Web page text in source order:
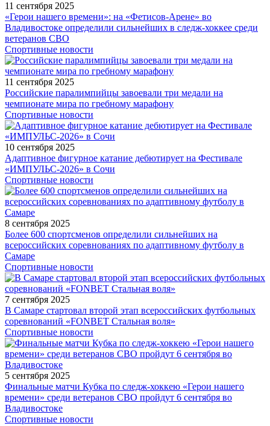
11 сентября 2025
«Герои нашего времени»: на «Фетисов-Арене» во
Владивостоке определили сильнейших в следж-хоккее среди
ветеранов СВО
Спортивные новости
11 сентября 2025
Российские паралимпийцы завоевали три медали на
чемпионате мира по гребному марафону
Спортивные новости
10 сентября 2025
Адаптивное фигурное катание дебютирует на Фестивале
«ИМПУЛЬС-2026» в Сочи
Спортивные новости
8 сентября 2025
Более 600 спортсменов определили сильнейших на
всероссийских соревнованиях по адаптивному футболу в
Самаре
Спортивные новости
7 сентября 2025
В Самаре стартовал второй этап всероссийских футбольных
соревнований «FONBET Стальная воля»
Спортивные новости
5 сентября 2025
Финальные матчи Кубка по следж-хоккею «Герои нашего
времени» среди ветеранов СВО пройдут 6 сентября во
Владивостоке
Спортивные новости